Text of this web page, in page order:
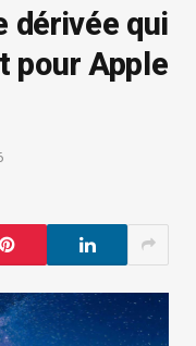
dérivée qui
pour Apple